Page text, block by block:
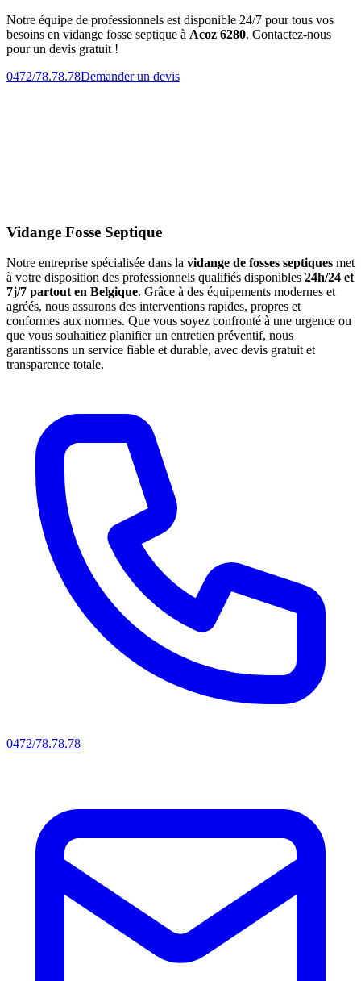
Notre équipe de professionnels est disponible 24/7 pour tous vos
besoins en vidange fosse septique à Acoz 6280. Contactez-nous
pour un devis gratuit !
0472/78.78.78Demander un devis
Vidange Fosse Septique
Notre entreprise spécialisée dans la vidange de fosses septiques met
à votre disposition des professionnels qualifiés disponibles 24h/24 et
7j/7 partout en Belgique. Grâce à des équipements modernes et
agréés, nous assurons des interventions rapides, propres et
conformes aux normes. Que vous soyez confronté à une urgence ou
que vous souhaitiez planifier un entretien préventif, nous
garantissons un service fiable et durable, avec devis gratuit et
transparence totale.
0472/78.78.78